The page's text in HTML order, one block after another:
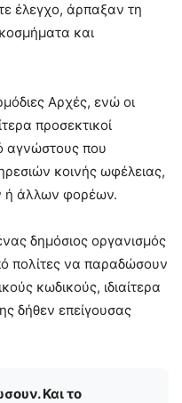
έλεγχο, άρπαξαν τη
και
Αρχές, ενώ οι
προσεκτικοί
αγνώστους που
κοινής ωφέλειας,
ή άλλων φορέων.
δημόσιος οργανισμός
πολίτες να παραδώσουν
κωδικούς, ιδιαίτερα
δήθεν επείγουσας
Και το